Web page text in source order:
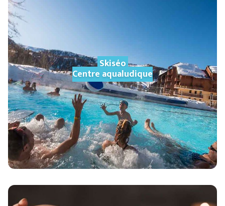
Skiséo
Centre aqualudique